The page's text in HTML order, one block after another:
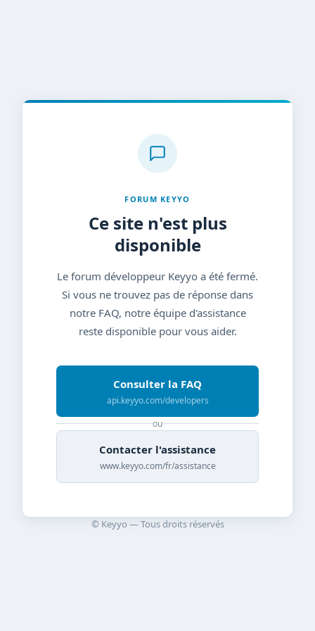
FORUM KEYYO
Ce site n'est plus
disponible
Le forum développeur Keyyo a été fermé.
Si vous ne trouvez pas de réponse dans
notre FAQ, notre équipe d'assistance
reste disponible pour vous aider.
Consulter la FAQ
api.keyyo.com/developers
ou
Contacter l'assistance
www.keyyo.com/fr/assistance
© Keyyo — Tous droits réservés